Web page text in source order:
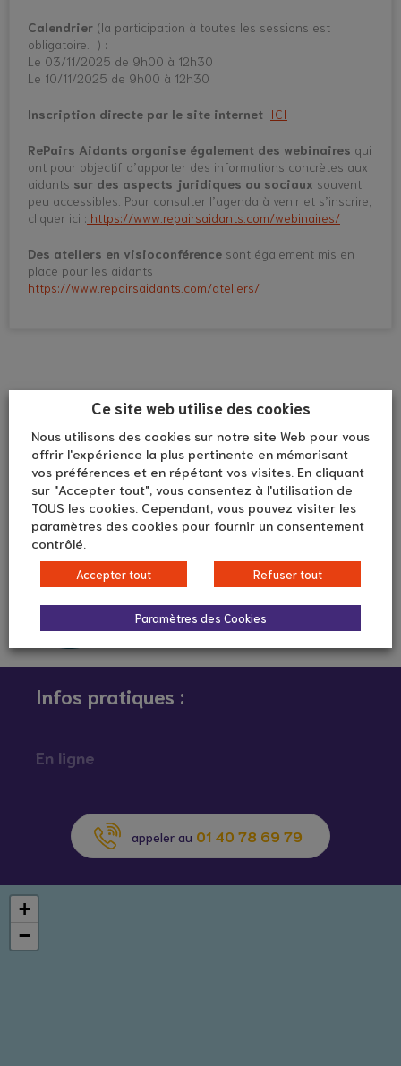
Calendrier (la participation à toutes les sessions est
obligatoire. ) :
Le 03/11/2025 de 9h00 à 12h30
Le 10/11/2025 de 9h00 à 12h30
Inscription directe par le site internet ICI
RePairs Aidants organise également des webinaires qui
ont pour objectif d’apporter des informations concrètes aux
aidants sur des aspects juridiques ou sociaux souvent
peu accessibles. Pour consulter l’agenda à venir et s’inscrire,
cliquer ici : https://www.repairsaidants.com/webinaires/
Des ateliers en visioconférence sont également mis en
place pour les aidants :
https://www.repairsaidants.com/ateliers/
Infos pratiques :
En ligne
appeler au 01 40 78 69 79
+
−
Ce site web utilise des cookies
Nous utilisons des cookies sur notre site Web pour vous
offrir l'expérience la plus pertinente en mémorisant
vos préférences et en répétant vos visites. En cliquant
sur "Accepter tout", vous consentez à l'utilisation de
TOUS les cookies. Cependant, vous pouvez visiter les
paramètres des cookies pour fournir un consentement
contrôlé.
Accepter tout Refuser tout
Paramètres des Cookies